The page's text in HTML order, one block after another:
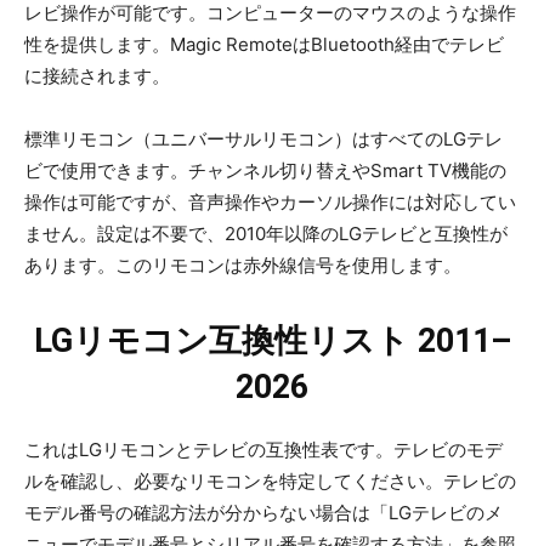
レビ操作が可能です。コンピューターのマウスのような操作
性を提供します。Magic RemoteはBluetooth経由でテレビ
に接続されます。
標準リモコン（ユニバーサルリモコン）はすべてのLGテレ
ビで使用できます。チャンネル切り替えやSmart TV機能の
操作は可能ですが、音声操作やカーソル操作には対応してい
ません。設定は不要で、2010年以降のLGテレビと互換性が
あります。このリモコンは赤外線信号を使用します。
LGリモコン互換性リスト 2011–
2026
これはLGリモコンとテレビの互換性表です。テレビのモデ
ルを確認し、必要なリモコンを特定してください。テレビの
モデル番号の確認方法が分からない場合は「LGテレビのメ